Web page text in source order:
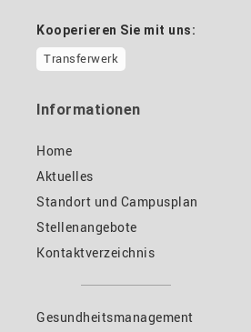
Kooperieren Sie mit uns:
Transferwerk
Informationen
Home
Aktuelles
Standort und Campusplan
Stellenangebote
Kontaktverzeichnis
Gesundheitsmanagement